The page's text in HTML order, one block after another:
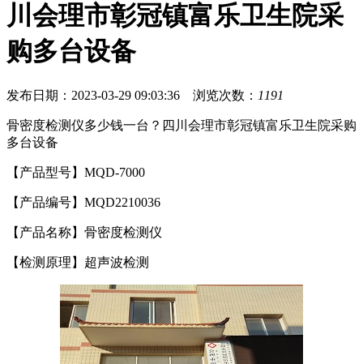
川会理市彰冠镇富乐卫生院采
购多台设备
发布日期：2023-03-29 09:03:36 浏览次数： 1191
骨密度检测仪多少钱一台？四川会理市彰冠镇富乐卫生院采购
多台设备
【产品型号】MQD-7000
【产品编号】MQD2210036
【产品名称】骨密度检测仪
【检测原理】超声波检测